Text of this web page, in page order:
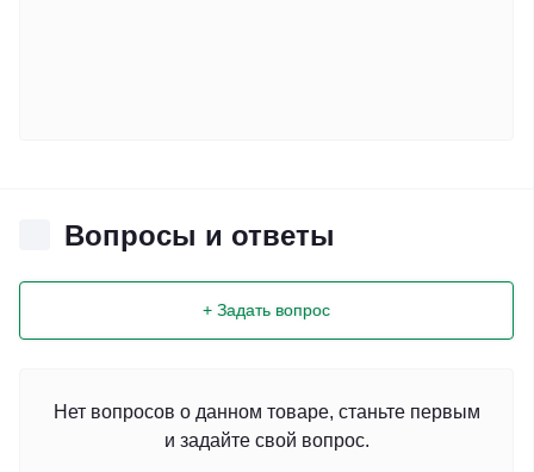
Вопросы и ответы
+ Задать вопрос
Нет вопросов о данном товаре, станьте первым
и задайте свой вопрос.